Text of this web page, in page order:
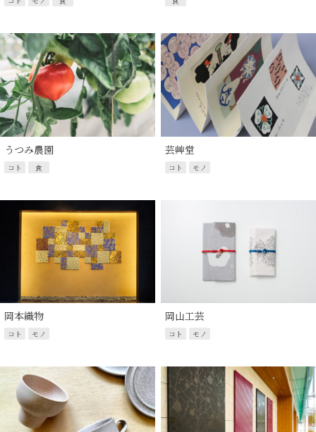
うつみ農園
コト 食
芸艸堂
コト モノ
岡本織物
コト モノ
岡山工芸
コト モノ